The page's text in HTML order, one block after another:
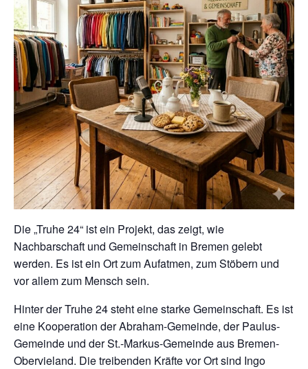
Die „Truhe 24“ ist ein Projekt, das zeigt, wie
Nachbarschaft und Gemeinschaft in Bremen gelebt
werden. Es ist ein Ort zum Aufatmen, zum Stöbern und
vor allem zum Mensch sein.
Hinter der Truhe 24 steht eine starke Gemeinschaft. Es ist
eine Kooperation der Abraham-Gemeinde, der Paulus-
Gemeinde und der St.-Markus-Gemeinde aus Bremen-
Obervieland. Die treibenden Kräfte vor Ort sind Ingo